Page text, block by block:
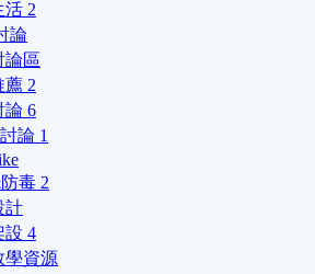
活 2
論
論區
薦 2
論 6
論 1
毒 2
計
設 4
學資源